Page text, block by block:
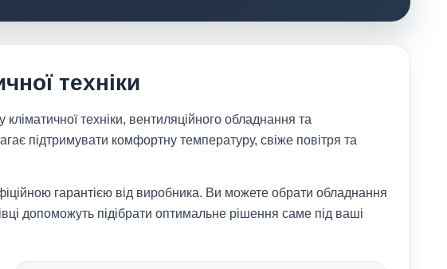
техніки
техніки, вентиляційного обладнання та
підтримувати комфортну температуру, свіже повітря та
гарантією від виробника. Ви можете обрати обладнання
допоможуть підібрати оптимальне рішення саме під ваші